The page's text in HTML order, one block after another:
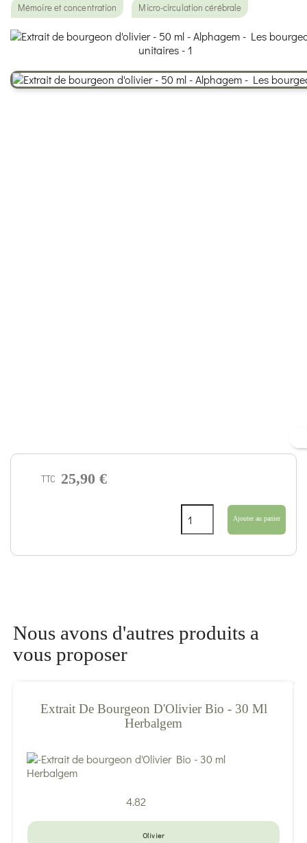
Mémoire et concentration Micro-circulation cérébrale
TTC 25,90 €
Ajouter au panier
Nous avons d'autres produits a
vous proposer
Extrait De Bourgeon D'Olivier Bio - 30 Ml
Herbalgem
4.82
Olivier